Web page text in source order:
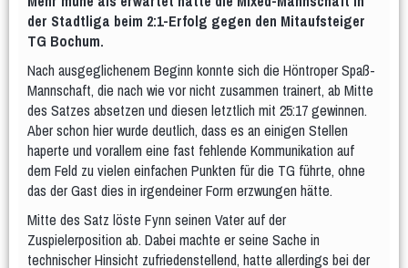
Kursangebote
130 Jahre TBH
TBH-Tasse modern Jubiläum 2017 Turnfest 2017
Corona-Spezial
Turnen
Kinder
Eltern & Kind
- Eltern & Kind Montag - Eltern & Kind Dienstag
- Eltern & Kind Mittwoch Krabbelgruppe
- Eltern & Kind Mittwoch
Kiga-Kids
KiGa-Kids Montag 3 bis 6 Jahre
Kiga-Kids Dienstag 4 bis 6 Jahre
der Stadtliga beim 2:1-Erfolg gegen den Mitaufsteiger
TG Bochum.
Nach ausgeglichenem Beginn konnte sich die Höntroper Spaß-
Mannschaft, die nach wie vor nicht zusammen trainert, ab Mitte
des Satzes absetzen und diesen letztlich mit 25:17 gewinnen.
Aber schon hier wurde deutlich, dass es an einigen Stellen
haperte und vorallem eine fast fehlende Kommunikation auf
dem Feld zu vielen einfachen Punkten für die TG führte, ohne
das der Gast dies in irgendeiner Form erzwungen hätte.
Mitte des Satz löste Fynn seinen Vater auf der
Zuspielerposition ab. Dabei machte er seine Sache in
technischer Hinsicht zufriedenstellend, hatte allerdings bei der